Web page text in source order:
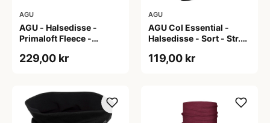
AGU
AGU - Halsedisse -
Primaloft Fleece -
OS
229,00 kr
AGU
AGU Col Essential -
Halsedisse - Sort - Str.
119,00 kr